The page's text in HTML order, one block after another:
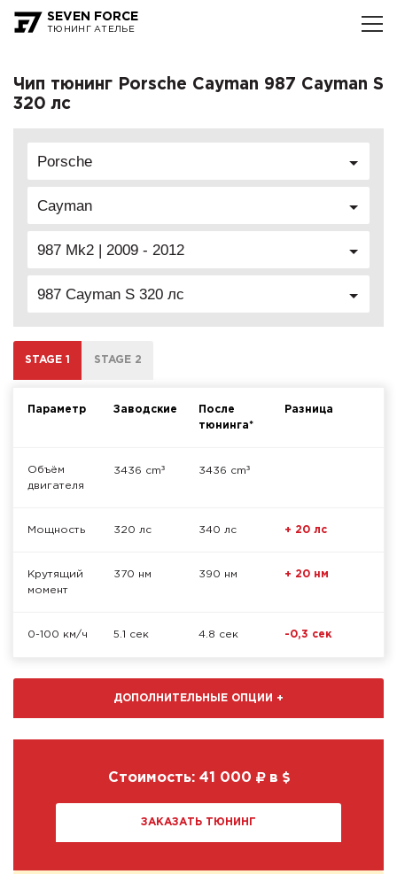
SEVEN FORCE
ТЮНИНГ АТЕЛЬЕ
Чип тюнинг Porsche Cayman 987 Cayman S
320 лс
Porsche
Cayman
987 Mk2 | 2009 - 2012
987 Cayman S 320 лс
STAGE 1 STAGE 2
Параметр Заводские
После
тюнинга*
Разница
Объём
двигателя
3436 cm³ 3436 cm³
Мощность 320 лс 340 лс + 20 лс
Крутящий
момент
370 нм 390 нм + 20 нм
0-100 км/ч 5.1 сек 4.8 сек -0,3 сек
ДОПОЛНИТЕЛЬНЫЕ ОПЦИИ +
Стоимость: 41 000 в
ЗАКАЗАТЬ ТЮНИНГ